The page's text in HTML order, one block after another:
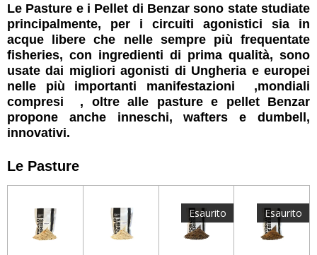
Le Pasture e i Pellet di Benzar sono state studiate
principalmente, per i circuiti agonistici sia in
acque libere che nelle sempre più frequentate
fisheries, con ingredienti di prima qualità, sono
usate dai migliori agonisti di Ungheria e europei
nelle più importanti manifestazioni ,mondiali
compresi , oltre alle pasture e pellet Benzar
propone anche inneschi, wafters e dumbell,
innovativi.
Le Pasture
Esaurito Esaurito